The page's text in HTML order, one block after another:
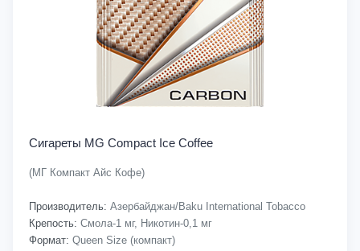
Сигареты MG Compact Ice Coffee
(МГ Компакт Айс Кофе)
Производитель: Азербайджан/Baku International Tobacco
Крепость: Смола-1 мг, Никотин-0,1 мг
Формат: Queen Size (компакт)